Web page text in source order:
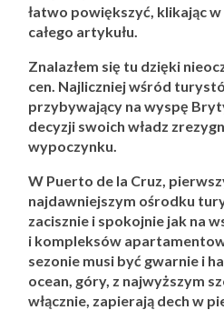
łatwo powiększyć, klikając
całego artykułu.
Znalazłem się tu dzięki
cen. Najliczniej wśród
przybywający na wyspę
decyzji swoich władz
wypoczynku.
W Puerto de la Cruz,
najdawniejszym ośrodku
zacisznie i spokojnie jak na
i kompleksów
sezonie musi być gwarnie i
ocean, góry, z najwyższym
włącznie, zapierają dech w